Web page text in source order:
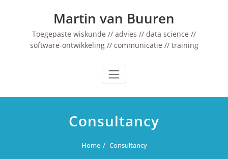
Martin van Buuren
Toegepaste wiskunde // advies // data science //
software-ontwikkeling // communicatie // training
Consultancy
Home Consultancy